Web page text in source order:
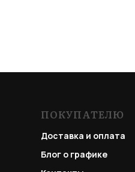
ПОКУПАТЕЛЮ
Доставка и оплата
Блог о графике